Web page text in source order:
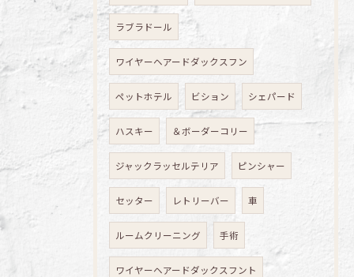
ラブラドール
ワイヤーヘアードダックスフン
ペットホテル ビション シェパード
ハスキー ＆ボーダーコリー
ジャックラッセルテリア ピンシャー
セッター レトリーバー 車
ルームクリーニング 手術
ワイヤーヘアードダックスフント